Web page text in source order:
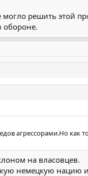
решить этой
обороне.
агрессорами.Но как
на власовцев.
немецкую нацию